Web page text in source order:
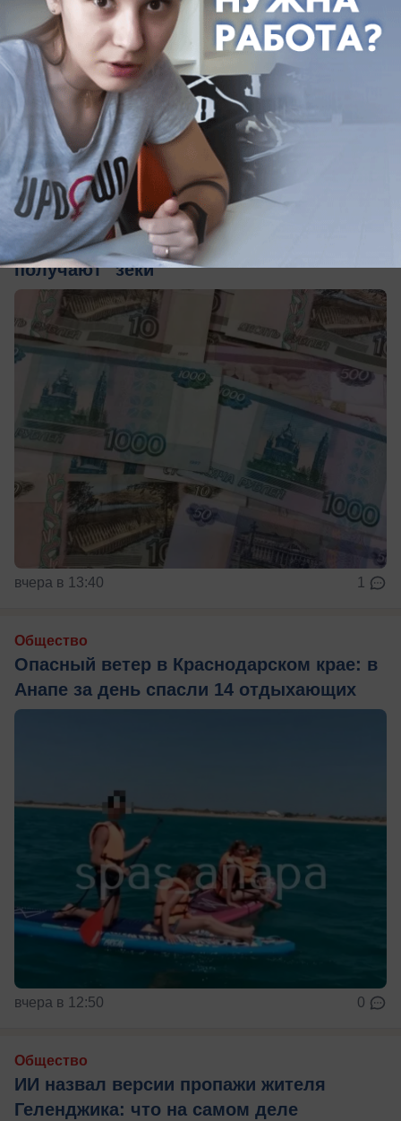
вчера в 14:30
Общество
Заключенные на Кубани получили
прибавку к зарплате: сколько теперь
получают "зеки"
вчера в 13:40 1
Общество
Опасный ветер в Краснодарском крае: в
Анапе за день спасли 14 отдыхающих
вчера в 12:50 0
Общество
ИИ назвал версии пропажи жителя
Геленджика: что на самом деле